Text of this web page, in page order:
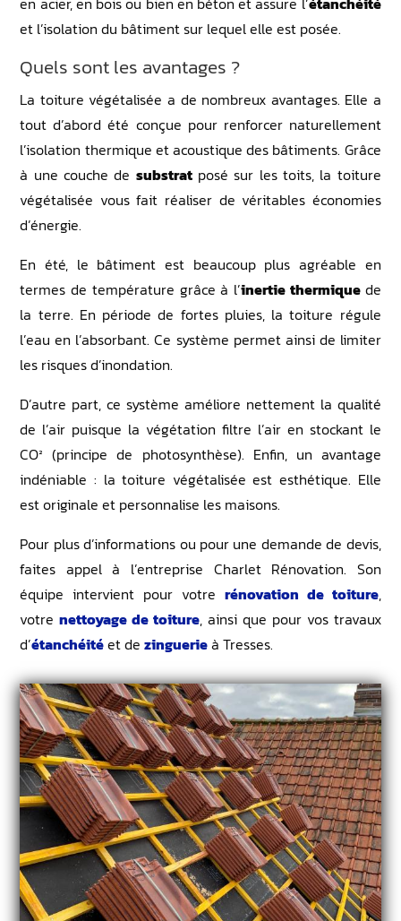
et l’isolation du bâtiment sur lequel elle est posée.
Quels sont les avantages ?
La toiture végétalisée a de nombreux avantages. Elle a
tout d’abord été conçue pour renforcer naturellement
l’isolation thermique et acoustique des bâtiments. Grâce
à une couche de substratposé sur les toits, la toiture
végétalisée vous fait réaliser de véritables économies
d’énergie.
En été, le bâtiment est beaucoup plus agréable en
termes de température grâce à l’inertie thermique de
la terre. En période de fortes pluies, la toiture régule
l’eau en l’absorbant. Ce système permet ainsi de limiter
les risques d’inondation.
D’autre part, ce système améliore nettement la qualité
de l’air puisque la végétation filtre l’air en stockant le
CO² (principe de photosynthèse). Enfin, un avantage
indéniable : la toiture végétalisée est esthétique. Elle
est originale et personnalise les maisons.
Pour plus d’informations ou pour une demande de devis,
faites appel à l’entreprise Charlet Rénovation. Son
équipe intervient pour votre rénovation de toiture,
votrenettoyage de toiture, ainsi que pour vos travaux
d’étanchéitéet dezinguerieà Tresses.